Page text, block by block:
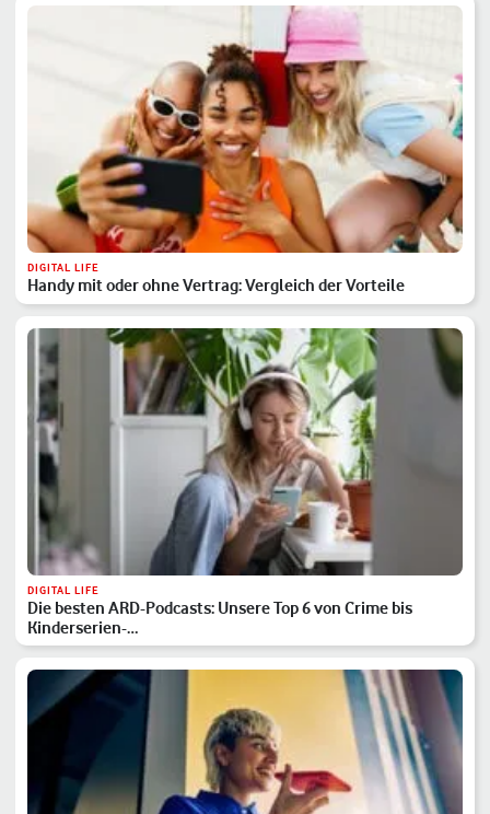
DIGITAL LIFE
Handy mit oder ohne Vertrag: Vergleich der Vorteile
DIGITAL LIFE
Die besten ARD-Podcasts: Unsere Top 6 von Crime bis
Kinderserien-…